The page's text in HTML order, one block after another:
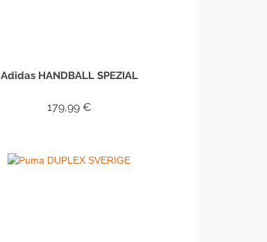
Adidas HANDBALL SPEZIAL
179,99 €